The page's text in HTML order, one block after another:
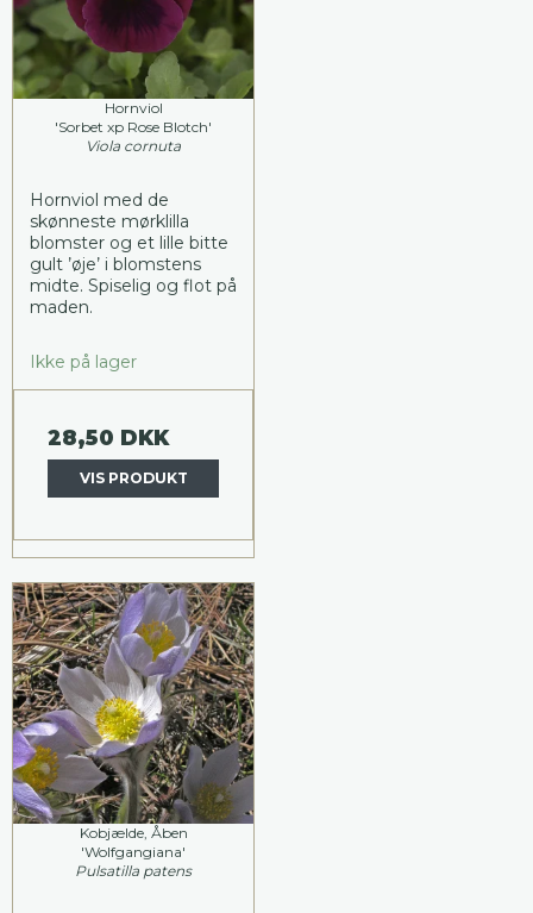
Hornviol
'Sorbet xp Rose Blotch'
Viola cornuta
Hornviol med de
skønneste mørklilla
blomster og et lille bitte
gult ’øje’ i blomstens
midte. Spiselig og flot på
maden.
Ikke på lager
28,50 DKK
VIS PRODUKT
Kobjælde, Åben
'Wolfgangiana'
Pulsatilla patens